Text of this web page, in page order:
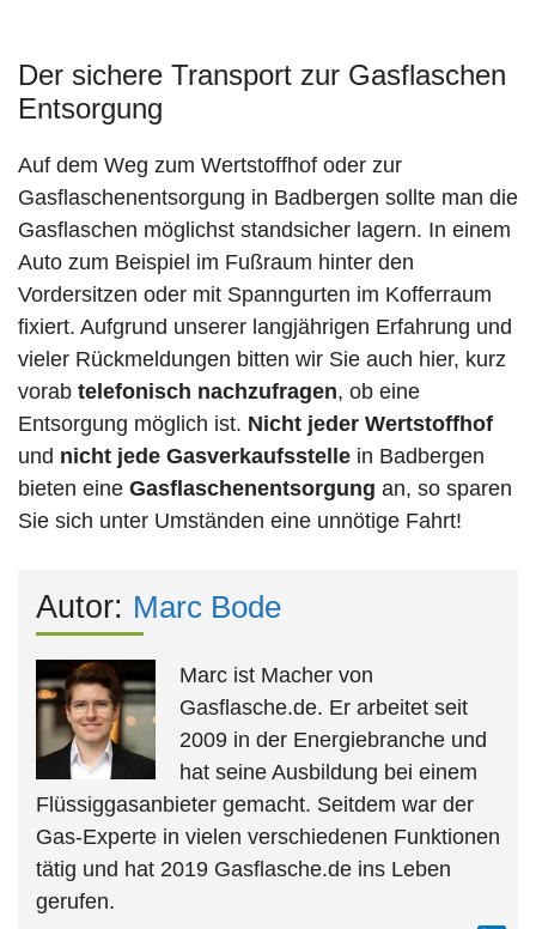
Der sichere Transport zur Gasflaschen
Entsorgung
Auf dem Weg zum Wertstoffhof oder zur
Gasflaschenentsorgung in Badbergen sollte man die
Gasflaschen möglichst standsicher lagern. In einem
Auto zum Beispiel im Fußraum hinter den
Vordersitzen oder mit Spanngurten im Kofferraum
fixiert. Aufgrund unserer langjährigen Erfahrung und
vieler Rückmeldungen bitten wir Sie auch hier, kurz
vorab telefonisch nachzufragen, ob eine
Entsorgung möglich ist. Nicht jeder Wertstoffhof
und nicht jede Gasverkaufsstelle in Badbergen
bieten eine Gasflaschenentsorgung an, so sparen
Sie sich unter Umständen eine unnötige Fahrt!
Autor: Marc Bode
Marc ist Macher von
Gasflasche.de. Er arbeitet seit
2009 in der Energiebranche und
hat seine Ausbildung bei einem
Flüssiggasanbieter gemacht. Seitdem war der
Gas-Experte in vielen verschiedenen Funktionen
tätig und hat 2019 Gasflasche.de ins Leben
gerufen.